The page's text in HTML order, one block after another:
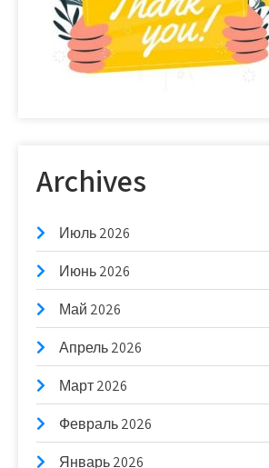
Archives
Июль 2026
Июнь 2026
Май 2026
Апрель 2026
Март 2026
Февраль 2026
Январь 2026